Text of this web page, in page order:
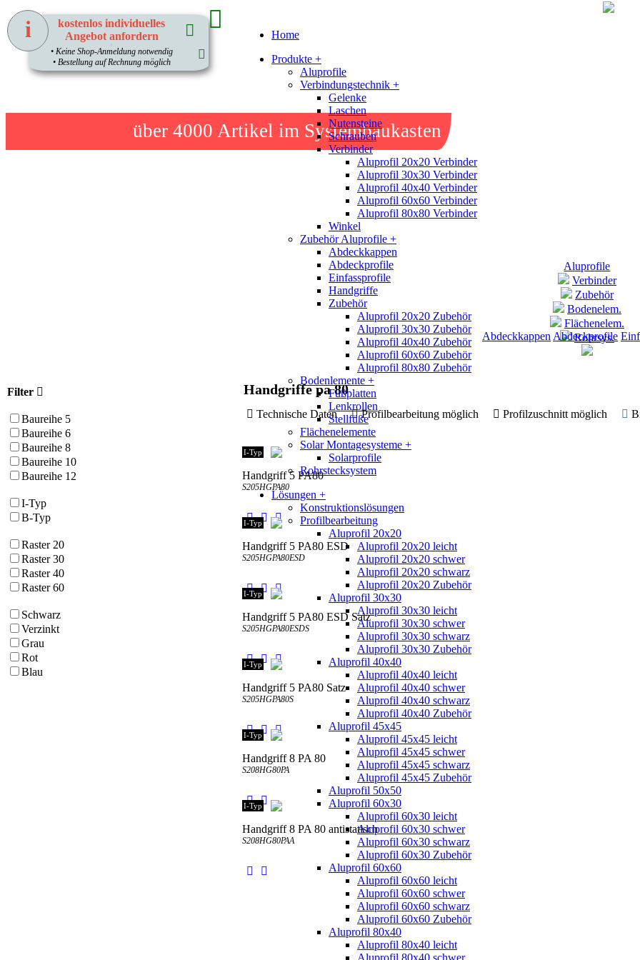
über 4000 Artikel im Systembaukasten
Home
Produkte +
Aluprofile
Verbindungstechnik +
Gelenke
Laschen
Nutensteine
Schrauben
Verbinder
Aluprofil 20x20 Verbinder
Aluprofil 30x30 Verbinder
Aluprofil 40x40 Verbinder
Aluprofil 60x60 Verbinder
Aluprofil 80x80 Verbinder
Winkel
Zubehör Aluprofile +
Abdeckkappen
Abdeckprofile
Einfassprofile
Handgriffe
Zubehör
Aluprofil 20x20 Zubehör
Aluprofil 30x30 Zubehör
Aluprofil 40x40 Zubehör
Aluprofil 60x60 Zubehör
Aluprofil 80x80 Zubehör
Bodenlemente +
Fußplatten
Lenkrollen
Stellfüße
Flächenelemente
Solar Montagesysteme +
Solarprofile
Rohrstecksystem
Lösungen +
Konstruktionslösungen
Profilbearbeitung
Aluprofil 20x20
Aluprofil 20x20 leicht
Aluprofil 20x20 schwer
Aluprofil 20x20 schwarz
Aluprofil 20x20 Zubehör
Aluprofil 30x30
Aluprofil 30x30 leicht
Aluprofil 30x30 schwer
Aluprofil 30x30 schwarz
Aluprofil 30x30 Zubehör
Aluprofil 40x40
Aluprofil 40x40 leicht
Aluprofil 40x40 schwer
Aluprofil 40x40 schwarz
Aluprofil 40x40 Zubehör
Aluprofil 45x45
Aluprofil 45x45 leicht
Aluprofil 45x45 schwer
Aluprofil 45x45 schwarz
Aluprofil 45x45 Zubehör
Aluprofil 50x50
Aluprofil 60x30
Aluprofil 60x30 leicht
Aluprofil 60x30 schwer
Aluprofil 60x30 schwarz
Aluprofil 60x30 Zubehör
Aluprofil 60x60
Aluprofil 60x60 leicht
Aluprofil 60x60 schwer
Aluprofil 60x60 schwarz
Aluprofil 60x60 Zubehör
Aluprofil 80x40
Aluprofil 80x40 leicht
Aluprofil 80x40 schwer
Aluprofile
Verbinder
Zubehör
Bodenelem.
Flächenelem.
Rohrsys.
AbdeckkappenAbdeckprofile
Handgriffe pa 80
Technische Daten Profilbearbeitung möglich Profilzuschnitt möglich
Handgriff 5 PA80
S205HGPA80
I-Typ
Handgriff 5 PA80 ESD
S205HGPA80ESD
I-Typ
Handgriff 5 PA80 ESD Satz
S205HGPA80ESDS
I-Typ
Handgriff 5 PA80 Satz
S205HGPA80S
I-Typ
Handgriff 8 PA 80
S208HG80PA
I-Typ
Handgriff 8 PA 80 antistatisch
S208HG80PAA
I-Typ
Filter
Baureihe 5
Baureihe 6
Baureihe 8
Baureihe 10
Baureihe 12
I-Typ
B-Typ
Raster 20
Raster 30
Raster 40
Raster 60
Schwarz
Verzinkt
Grau
Rot
Blau
kostenlos individuelles
Angebot anfordern
1
• Keine Shop-Anmeldung notwendig
• Bestellung auf Rechnung möglich
i